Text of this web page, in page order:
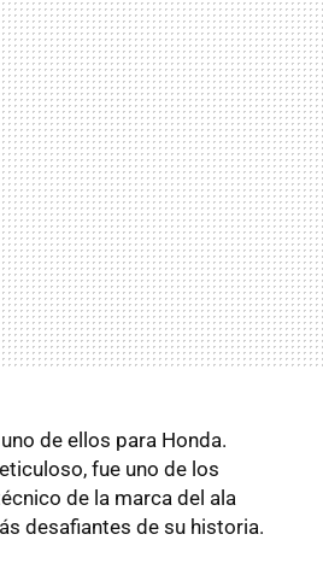
de ellos para Honda.
fue uno de los
de la marca del ala
desafiantes de su historia.